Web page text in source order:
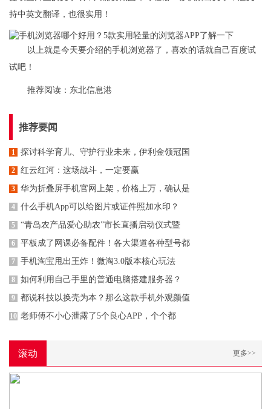
持中英文翻译，也很实用！
以上就是今天要介绍的手机浏览器了，喜欢的话就自己百度试
试吧！
推荐阅读： 东北信息港
推荐要闻
1 探讨科学育儿、守护行业未来，伊利金领冠国
2 红云红河：这场战斗，一定要赢
3 华为折叠屏手机官网上架，价格上万，确认是
4 什么手机App可以给图片或证件照加水印？
5 “青岛农产品爱心助农”市长直播启动仪式暨
6 平板成了网课必备配件！各大渠道各种型号都
7 手机淘宝甩出王炸！微淘3.0版本核心玩法
8 如何利用自己手里的普通电脑搭建服务器？
9 都说科技以换壳为本？那么这款手机外观颜值
10 老师傅不小心泄露了5个良心APP，个个都
滚动 更多>>